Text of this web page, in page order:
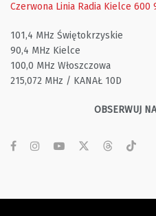
Czerwona Linia Radia Kielce 600
101,4 MHz Świętokrzyskie
90,4 MHz Kielce
100,0 MHz Włoszczowa
215,072 MHz / KANAŁ 10D
OBSERWUJ